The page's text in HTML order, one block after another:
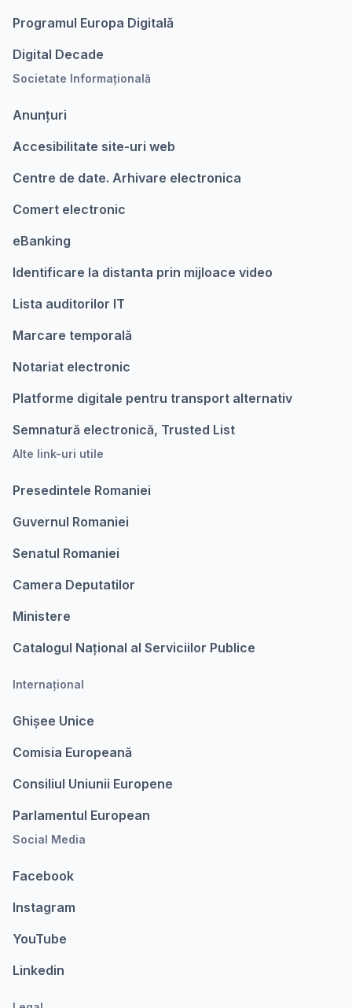
Programul Europa Digitalǎ
Digital Decade
Societate Informațională
Anunțuri
Accesibilitate site-uri web
Centre de date. Arhivare electronica
Comert electronic
eBanking
Identificare la distanta prin mijloace video
Lista auditorilor IT
Marcare temporalǎ
Notariat electronic
Platforme digitale pentru transport alternativ
Semnatură electronică, Trusted List
Alte link-uri utile
Presedintele Romaniei
Guvernul Romaniei
Senatul Romaniei
Camera Deputatilor
Ministere
Catalogul Național al Serviciilor Publice
Internațional
Ghișee Unice
Comisia Europeanǎ
Consiliul Uniunii Europene
Parlamentul European
Social Media
Facebook
Instagram
YouTube
Linkedin